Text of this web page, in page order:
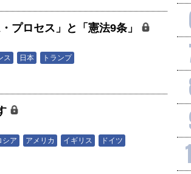
プロセス」と「憲法9条」
ス 日本 トランプ
シア アメリカ イギリス
ドイツ